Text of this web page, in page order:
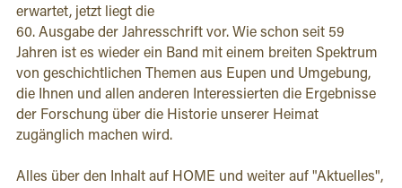
erwartet, jetzt liegt die
60. Ausgabe der Jahresschrift vor. Wie schon seit 59
Jahren ist es wieder ein Band mit einem breiten Spektrum
von geschichtlichen Themen aus Eupen und Umgebung,
die Ihnen und allen anderen Interessierten die Ergebnisse
der Forschung über die Historie unserer Heimat
zugänglich machen wird.
Alles über den Inhalt auf HOME und weiter auf "Aktuelles",